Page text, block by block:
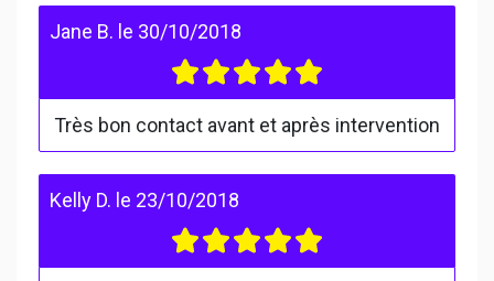
Jane B. le 30/10/2018
Très bon contact avant et après intervention
Kelly D. le 23/10/2018